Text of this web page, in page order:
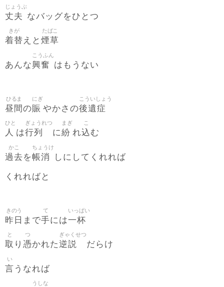
丈夫
じょうぶ
なバッグをひとつ
着替
きが
えと 煙草
たばこ
あんな興奮
こうふん
はもうない
昼間
ひるま
の賑
にぎ
やかさの後遺症
こういしょう
人
ひと
は行列
ぎょうれつ
に紛
まぎ
れ込
こ
む
過去
かこ
を帳消
ちょうけ
しにしてくれれば
くれればと
昨日
きのう
まで手
て
には一杯
いっぱい
取
と
り 憑
つ
かれた逆説
ぎゃくせつ
だらけ
言
い
うなれば
うしな